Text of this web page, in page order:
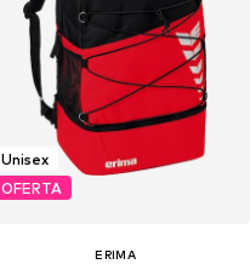
Unisex
OFERTA
ERIMA